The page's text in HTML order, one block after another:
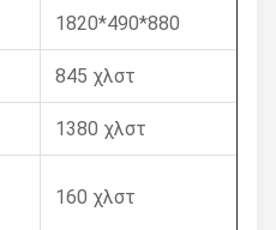
1820*490*880
845 χλστ
1380 χλστ
160 χλστ